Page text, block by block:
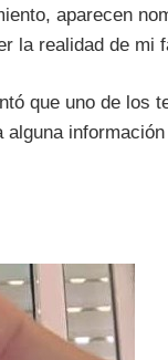
aparecen
la realidad de mi
que uno de los